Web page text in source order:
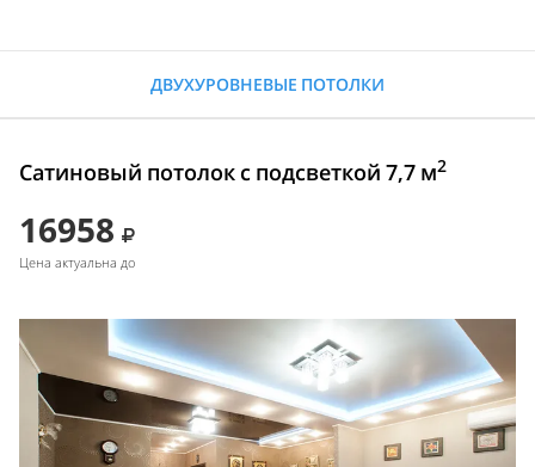
ДВУХУРОВНЕВЫЕ ПОТОЛКИ
Сатиновый потолок с подсветкой 7,7 м2
16958
Цена актуальна до